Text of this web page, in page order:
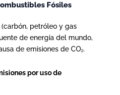
Fósiles
(carbón, petróleo y gas
de energía del mundo,
de emisiones de CO₂.
por uso de